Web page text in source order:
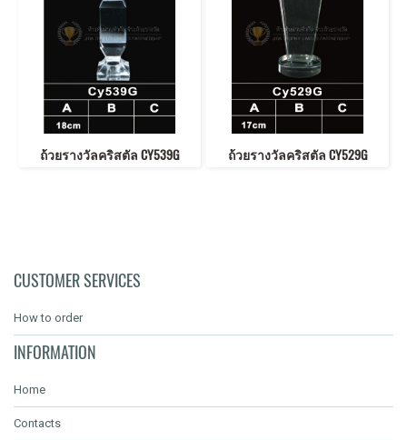
ถ้วยรางวัลคริสตัล CY539G ถ้วยรางวัลคริสตัล CY529G
CUSTOMER SERVICES
How to order
INFORMATION
Home
Contacts